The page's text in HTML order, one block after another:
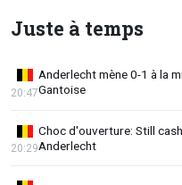
Juste à temps
Anderlecht mène 0-1 à la
Gantoise
20:47
Choc d'ouverture: Still
Anderlecht
20:29